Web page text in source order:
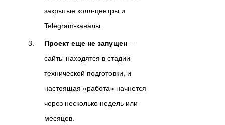
закрытые колл-центры и
Telegram-каналы.
Проект еще не запущен —
сайты находятся в стадии
технической подготовки, и
настоящая «работа» начнется
через несколько недель или
месяцев.